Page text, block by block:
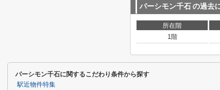
パーシモン千石の過去
所在階
1階
パーシモン千石に関するこだわり条件から探す
駅近物件特集